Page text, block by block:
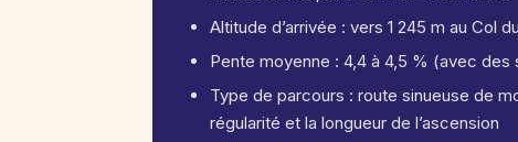
Altitude d’arrivée : vers 1 245 m au Col
Pente moyenne : 4,4 à 4,5 % (avec des
Type de parcours : route sinueuse de
régularité et la longueur de l’ascension